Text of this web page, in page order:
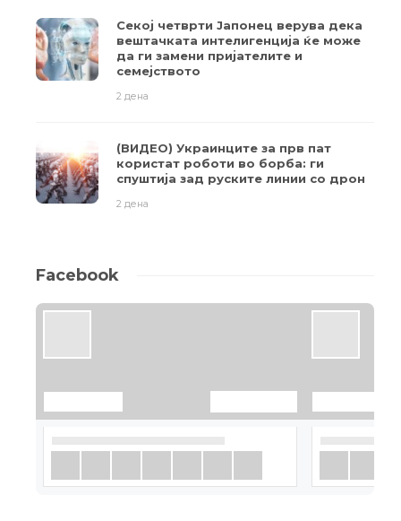
Секој четврти Јапонец верува дека
вештачката интелигенција ќе може
да ги замени пријателите и
семејството
2 дена
(ВИДЕО) Украинците за прв пат
користат роботи во борба: ги
спуштија зад руските линии со дрон
2 дена
Facebook